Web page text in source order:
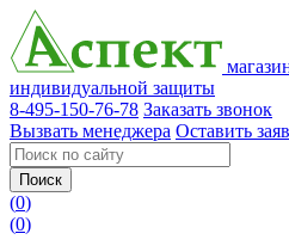
индивидуальной защиты
8-495-150-76-78 Заказать звонок
Вызвать менеджера Оставить
Поиск
(0)
(0)